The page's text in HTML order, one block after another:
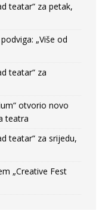
teatar“ za petak,
„Više od
teatar“ za
otvorio novo
teatra
teatar“ za srijedu,
„Creative Fest